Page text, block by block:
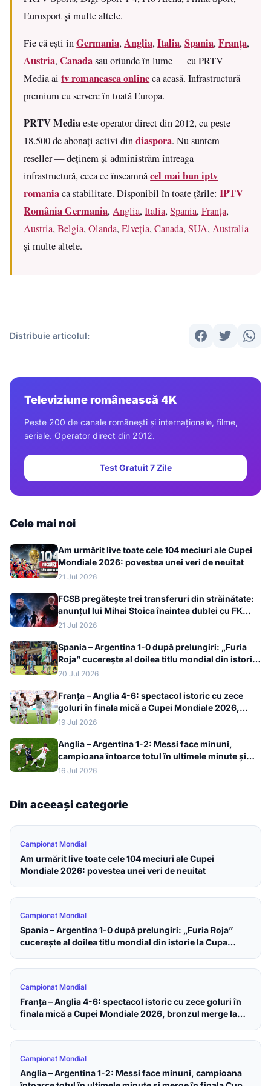
Eurosport și multe altele.
Fie că ești înGermania,Anglia,Italia,Spania,Franța,
Austria,Canadasau oriunde în lume — cu PRTV
Media aitv romaneasca onlineca acasă. Infrastructură
premium cu servere în toată Europa.
PRTV Mediaeste operator direct din 2012, cu peste
18.500 de abonați activi dindiaspora. Nu suntem
reseller — deținem și administrăm întreaga
infrastructură, ceea ce înseamnăcel mai bun iptv
romaniaca stabilitate. Disponibil în toate țările:IPTV
România Germania,Anglia,Italia,Spania,Franța,
Austria,Belgia,Olanda,Elveția,Canada,SUA,Australia
și multe altele.
Distribuie articolul:
Televiziune românească 4K
Peste 200 de canale românești și internaționale, filme,
seriale. Operator direct din 2012.
Test Gratuit 7 Zile
Cele mai noi
Am urmărit live toate cele 104 meciuri ale Cupei
Mondiale 2026: povestea unei veri de neuitat
21 Jul 2026
FCSB pregătește trei transferuri din străinătate:
anunțul lui Mihai Stoica înaintea dublei cu FK
Auda
21 Jul 2026
Spania – Argentina 1-0 după prelungiri: „Furia
Roja” cucerește al doilea titlu mondial din istorie
la Cupa Mondială 2026
20 Jul 2026
Franța – Anglia 4-6: spectacol istoric cu zece
goluri în finala mică a Cupei Mondiale 2026,
bronzul merge la englezi
19 Jul 2026
Anglia – Argentina 1-2: Messi face minuni,
campioana întoarce totul în ultimele minute și
merge în finala Cupei Mondiale 2026
16 Jul 2026
Din aceeași categorie
Campionat Mondial
Am urmărit live toate cele 104 meciuri ale Cupei
Mondiale 2026: povestea unei veri de neuitat
Campionat Mondial
Spania – Argentina 1-0 după prelungiri: „Furia Roja”
cucerește al doilea titlu mondial din istorie la Cupa
Campionat Mondial
Franța – Anglia 4-6: spectacol istoric cu zece goluri în
finala mică a Cupei Mondiale 2026, bronzul merge la
Campionat Mondial
Anglia – Argentina 1-2: Messi face minuni, campioana